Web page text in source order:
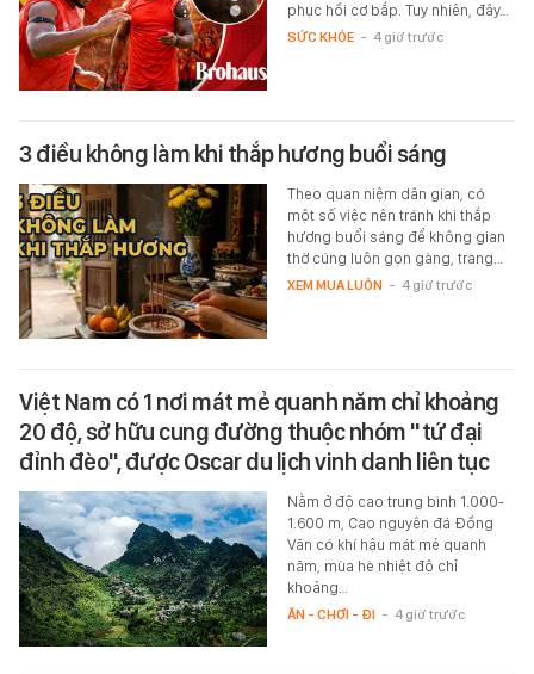
phục hồi cơ bắp. Tuy nhiên, đây…
SỨC KHỎE - 4 giờ trước
3 điều không làm khi thắp hương buổi sáng
Theo quan niệm dân gian, có
một số việc nên tránh khi thắp
hương buổi sáng để không gian
thờ cúng luôn gọn gàng, trang…
XEM MUA LUÔN - 4 giờ trước
Việt Nam có 1 nơi mát mẻ quanh năm chỉ khoảng
20 độ, sở hữu cung đường thuộc nhóm "tứ đại
đỉnh đèo", được Oscar du lịch vinh danh liên tục
Nằm ở độ cao trung bình 1.000-
1.600 m, Cao nguyên đá Đồng
Văn có khí hậu mát mẻ quanh
năm, mùa hè nhiệt độ chỉ
khoảng…
ĂN - CHƠI - ĐI - 4 giờ trước